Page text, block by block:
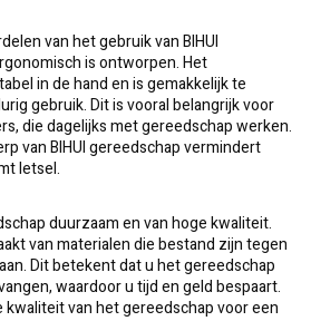
van het gebruik van BIHUI
is ontworpen. Het
in de hand en is gemakkelijk te
gebruik. Dit is vooral belangrijk voor
die dagelijks met gereedschap werken.
van BIHUI gereedschap vermindert
letsel.
duurzaam en van hoge kwaliteit.
van materialen die bestand zijn tegen
Dit betekent dat u het gereedschap
waardoor u tijd en geld bespaart.
van het gereedschap voor een